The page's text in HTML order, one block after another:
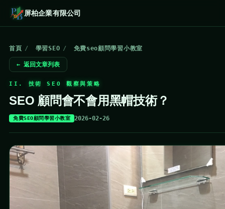
屏柏企業有限公司
首頁 / 學習SEO / 免費seo顧問學習小教室
← 返回文章列表
II. 技術 SEO 觀察與策略
SEO 顧問會不會用黑帽技術？
免費SEO顧問學習小教室 2026-02-26